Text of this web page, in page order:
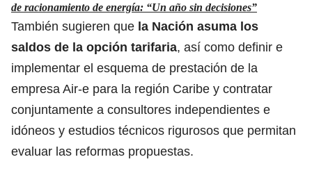
de racionamiento de energía: “Un año sin decisiones”
También sugieren que la Nación asuma los
saldos de la opción tarifaria, así como definir e
implementar el esquema de prestación de la
empresa Air-e para la región Caribe y contratar
conjuntamente a consultores independientes e
idóneos y estudios técnicos rigurosos que permitan
evaluar las reformas propuestas.